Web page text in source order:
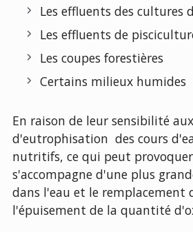
Les effluents des cultures
Les effluents de
Les coupes forestières
Certains milieux humides
En raison de leur sensibilité
d'eutrophisation des cours
nutritifs, ce qui peut provoquer
s'accompagne d'une plus
dans l'eau et le remplacement
l'épuisement de la quantité